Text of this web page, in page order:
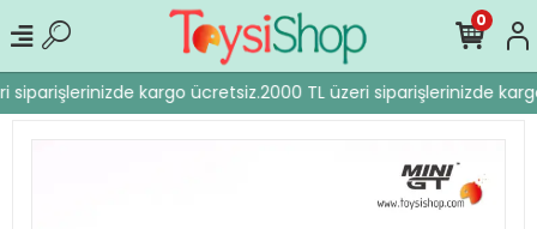
siparişlerinizde kargo ücretsiz.2000 TL üzeri siparişlerinizde
0